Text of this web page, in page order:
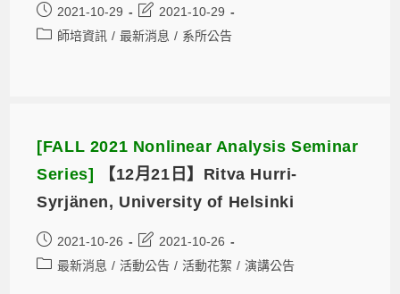
2021-10-29
2021-10-29
師培資訊 / 最新消息 / 系所公告
[FALL 2021 Nonlinear Analysis Seminar
Series]
【12月21日】Ritva Hurri-
Syrjänen, University of Helsinki
2021-10-26
2021-10-26
最新消息 / 活動公告 / 活動花絮 / 演講公告